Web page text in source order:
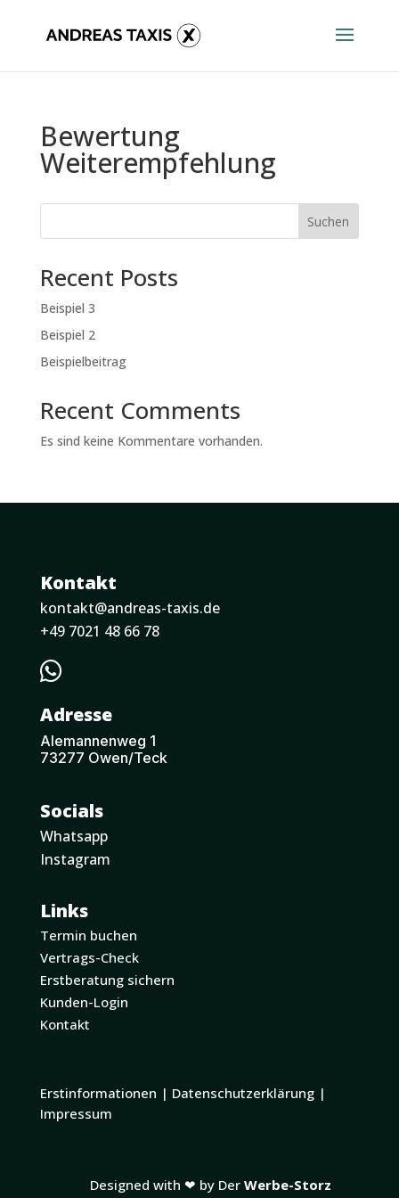
Bewertung
Weiterempfehlung
Suchen
Recent Posts
Beispiel 3
Beispiel 2
Beispielbeitrag
Recent Comments
Es sind keine Kommentare vorhanden.
Kontakt
kontakt@andreas-taxis.de
+49 7021 48 66 78

Adresse
Alemannenweg 1
73277 Owen/Teck
Socials
Whatsapp
Instagram
Links
Termin buchen
Vertrags-Check
Erstberatung sichern
Kunden-Login
Kontakt
Erstinformationen | Datenschutzerklärung |
Impressum
Designed with ❤ by Der Werbe-Storz